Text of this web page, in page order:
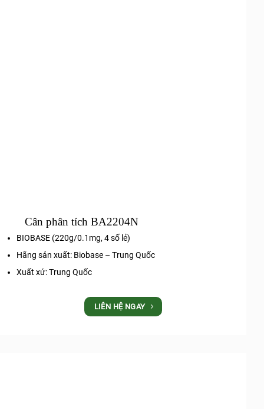
Cân phân tích BA2204N
BIOBASE (220g/0.1mg, 4 số lẻ)
Hãng sản xuất: Biobase – Trung Quốc
Xuất xứ: Trung Quốc
LIÊN HỆ NGAY